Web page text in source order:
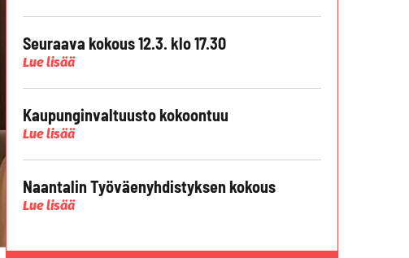
Seuraava kokous 12.3. klo 17.30
Lue lisää
Kaupunginvaltuusto kokoontuu
Lue lisää
Naantalin Työväenyhdistyksen kokous
Lue lisää